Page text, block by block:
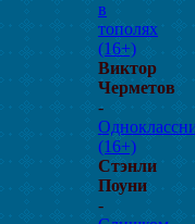
в
тополях
(16+)
Виктор
Черметов
-
(16+)
Стэнли
Поуни
-